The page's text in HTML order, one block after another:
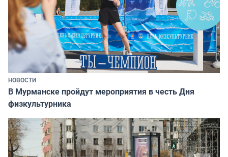
НОВОСТИ
В Мурманске пройдут мероприятия в честь Дня
физкультурника